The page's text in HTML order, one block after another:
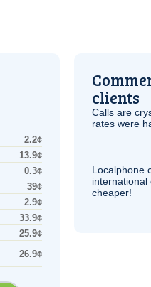
2.2¢
13.9¢
0.3¢
39¢
2.9¢
33.9¢
25.9¢
26.9¢
clients
Calls are
rates were
international
cheaper!